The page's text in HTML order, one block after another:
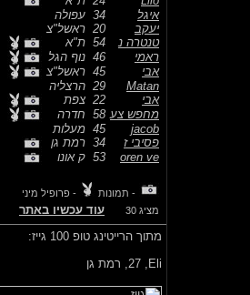
איגל
עפולה
יעקב
ראשל"צ
טנטרה נ
54
ת"א
ראמי
נוף הגל
ראשל"צ
Matan
29
הרצליה
צפת
מחפש צע58
חדרה
jacob
מעלות
פסיבי ז
34
רמת גן
oren ve
53 ק אונו
- תמונות
- פרופיל מיני
מציג 30
עוד עכשיו באתר
מתוך הרייטינג טופ 100 גייז:
27, רמת גן